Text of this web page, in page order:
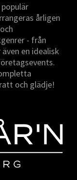
årligen
- från
en idealisk
och glädje!